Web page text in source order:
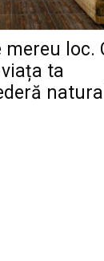
mereu loc.
ta